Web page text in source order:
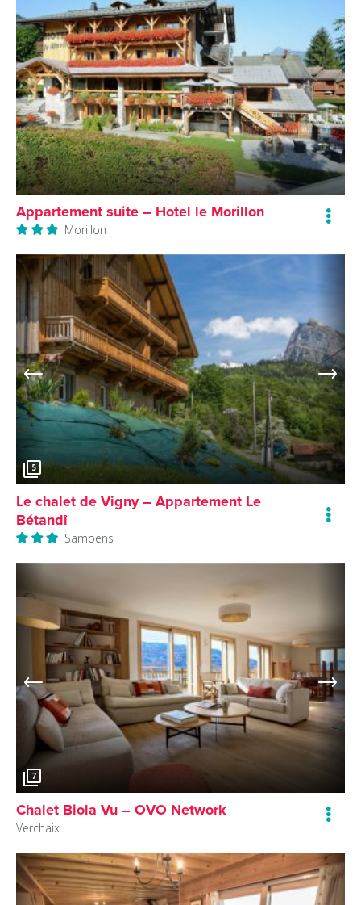
Appartement suite – Hotel le Morillon
Morillon
5
Le chalet de Vigny – Appartement Le
Bétandî
Samoëns
7
Chalet Biola Vu – OVO Network
Verchaix